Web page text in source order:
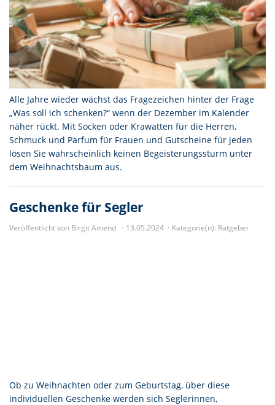
Alle Jahre wieder wächst das Fragezeichen hinter der Frage
„Was soll ich schenken?“ wenn der Dezember im Kalender
näher rückt. Mit Socken oder Krawatten für die Herren,
Schmuck und Parfum für Frauen und Gutscheine für jeden
lösen Sie wahrscheinlich keinen Begeisterungssturm unter
dem Weihnachtsbaum aus.
Geschenke für Segler
Veröffentlicht von Birgit Amend 13.05.2024 Kategorie(n): Ratgeber
Ob zu Weihnachten oder zum Geburtstag, über diese
individuellen Geschenke werden sich Seglerinnen,